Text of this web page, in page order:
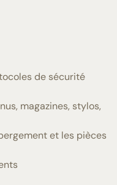
de sécurité
magazines, stylos,
et les pièces